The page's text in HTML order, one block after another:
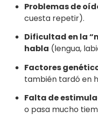
Problemas de
cuesta repetir).
Dificultad en la
habla (lengua,
Factores
también tardó en
Falta de
o pasa mucho